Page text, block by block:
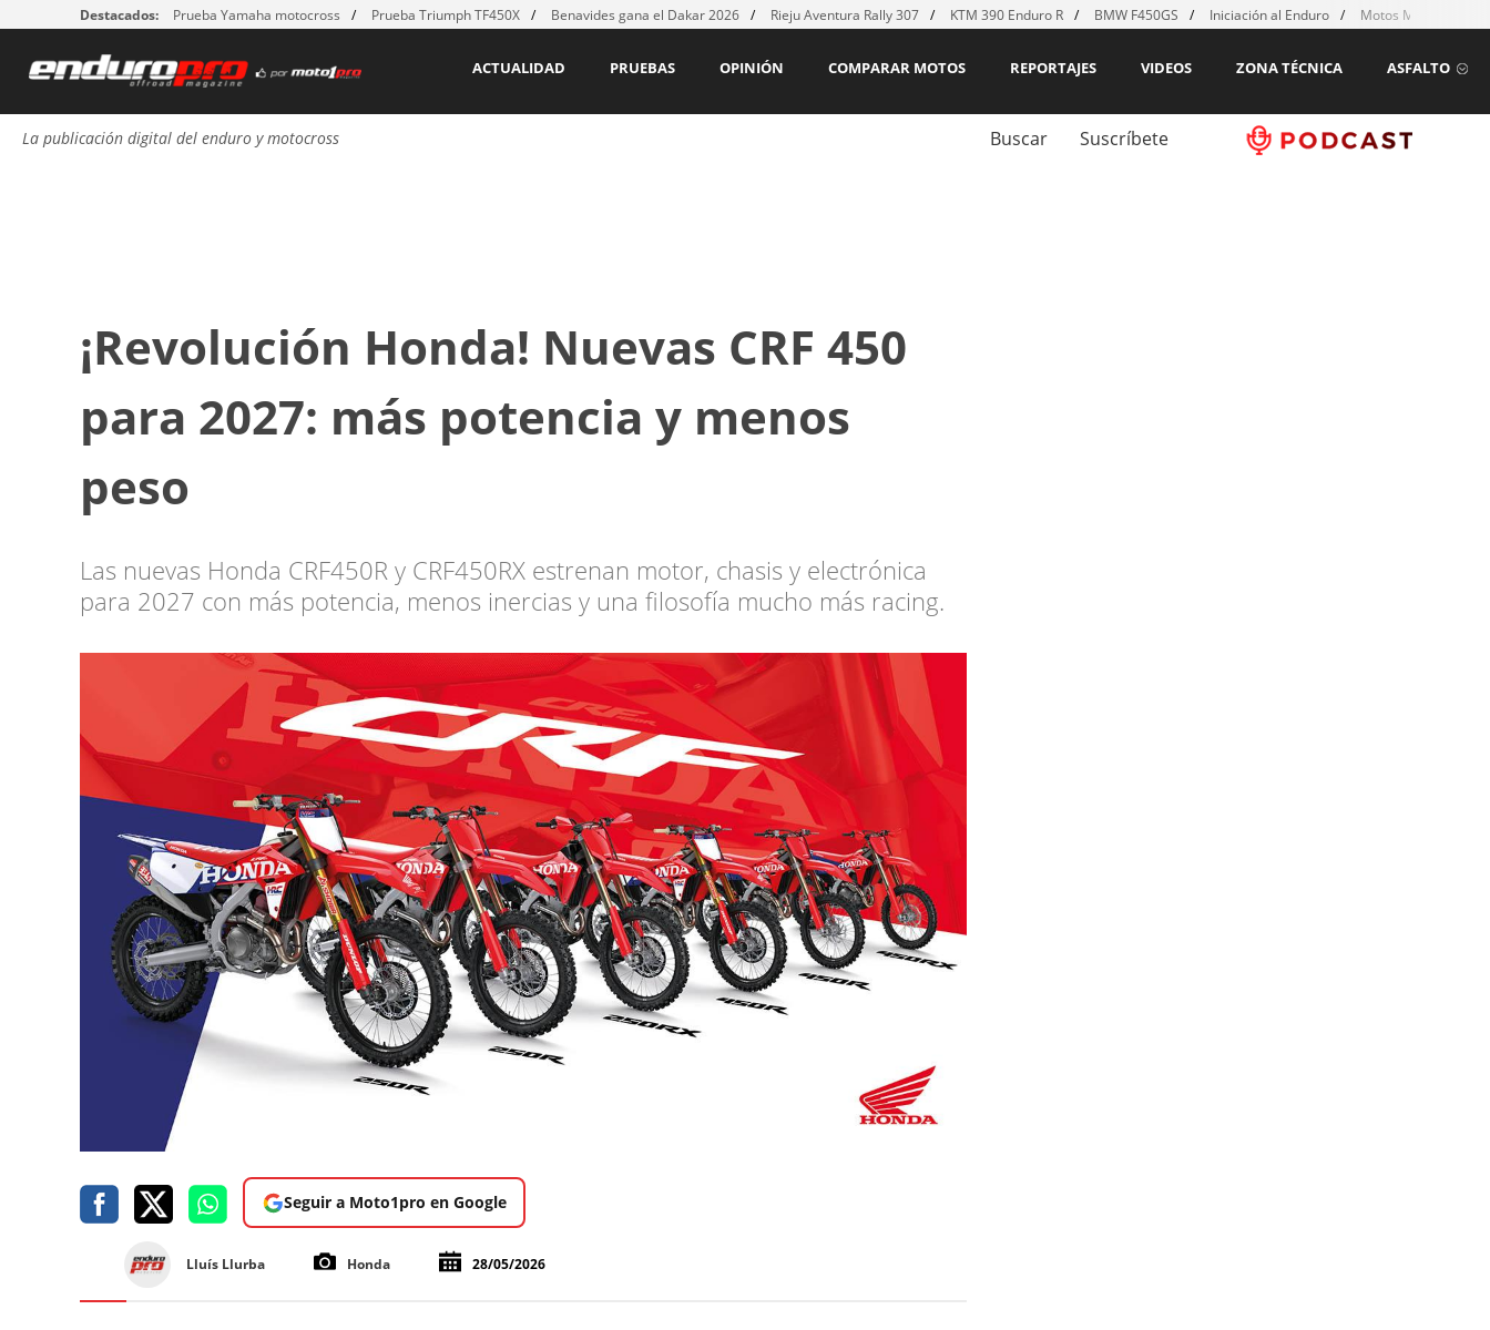
Destacados: Prueba Yamaha motocross Prueba Triumph TF450X Benavides gana el Dakar 2026 Rieju Aventura Rally 307 KTM 390 Enduro R BMW F450GS Iniciación al Enduro Motos MX para
ASFALTO
ZONA TÉCNICA
VIDEOS
REPORTAJES
COMPARAR MOTOS
OPINIÓN
PRUEBAS
ACTUALIDAD
La publicación digital del enduro y motocross Buscar Suscríbete
¡Revolución Honda! Nuevas CRF 450
para 2027: más potencia y menos
peso
Las nuevas Honda CRF450R y CRF450RX estrenan motor, chasis y electrónica
para 2027 con más potencia, menos inercias y una filosofía mucho más racing.
Seguir a Moto1pro en Google
Lluís Llurba Honda 28/05/2026